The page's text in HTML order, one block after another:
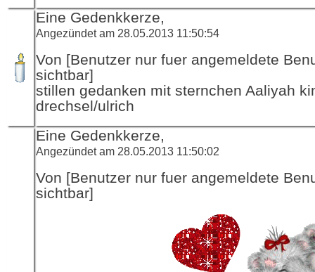
Eine Gedenkkerze,
Angezündet am 28.05.2013 11:50:54
Von [Benutzer nur fuer angemeldete
sichtbar]
stillen gedanken mit sternchen Aaliyah
drechsel/ulrich
Eine Gedenkkerze,
Angezündet am 28.05.2013 11:50:02
Von [Benutzer nur fuer angemeldete
sichtbar]